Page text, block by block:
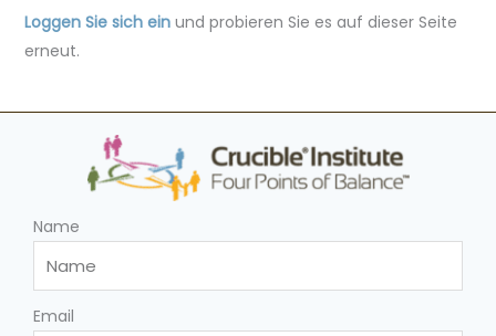
Loggen Sie sich einund probieren Sie es auf dieser Seite
erneut.
Name
Email